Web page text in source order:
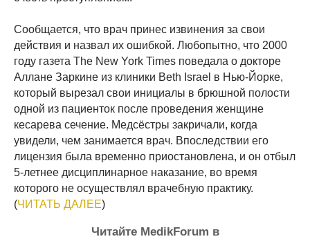
Сообщается, что врач принес извинения за свои
действия и назвал их ошибкой. Любопытно, что 2000
году газета The New York Times поведала о докторе
Аллане Заркине из клиники Beth Israel в Нью-Йорке,
который вырезал свои инициалы в брюшной полости
одной из пациенток после проведения женщине
кесарева сечение. Медсёстры закричали, когда
увидели, чем занимается врач. Впоследствии его
лицензия была временно приостановлена, и он отбыл
5-летнее дисциплинарное наказание, во время
которого не осуществлял врачебную практику.
(ЧИТАТЬ ДАЛЕЕ)
Читайте MedikForum в